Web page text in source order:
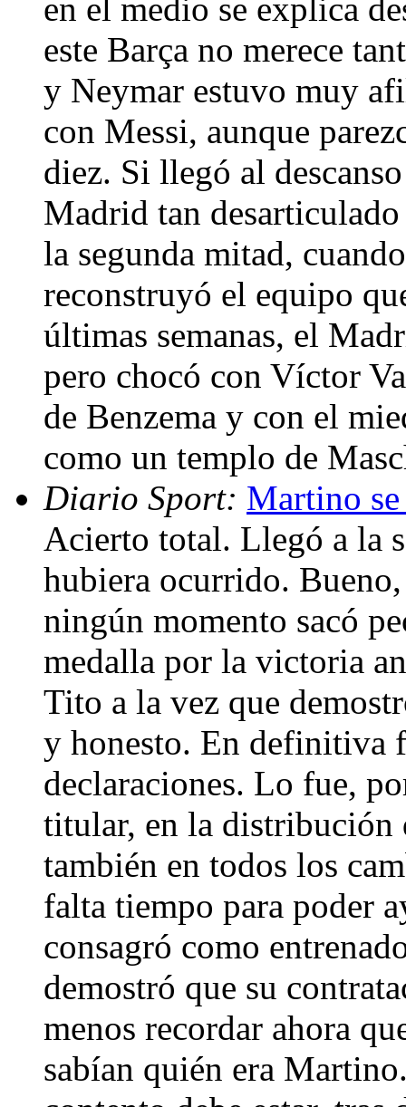
en el medio se explica
este Barça no merece
y Neymar estuvo muy
con Messi, aunque
diez. Si llegó al
Madrid tan
la segunda mitad,
reconstruyó el equipo
últimas semanas, el
pero chocó con Víctor
de Benzema y con el
como un templo de
Diario Sport: Martino
Acierto total. Llegó a la
hubiera ocurrido.
ningún momento sacó
medalla por la victoria
Tito a la vez que
y honesto. En definitiva
declaraciones. Lo fue,
titular, en la distribución
también en todos los
falta tiempo para poder
consagró como
demostró que su
menos recordar ahora
sabían quién era